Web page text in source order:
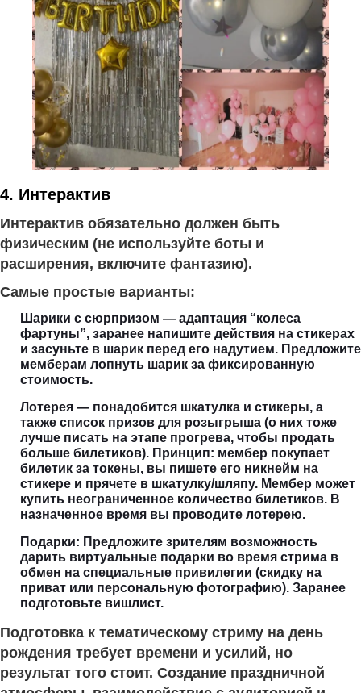
4. Интерактив
Интерактив обязательно должен быть
физическим (не используйте боты и
расширения, включите фантазию).
Самые простые варианты:
Шарики с сюрпризом — адаптация “колеса
фартуны”, заранее напишите действия на стикерах
и засуньте в шарик перед его надутием. Предложите
мемберам лопнуть шарик за фиксированную
стоимость.
Лотерея — понадобится шкатулка и стикеры, а
также список призов для розыгрыша (о них тоже
лучше писать на этапе прогрева, чтобы продать
больше билетиков). Принцип: мембер покупает
билетик за токены, вы пишете его никнейм на
стикере и прячете в шкатулку/шляпу. Мембер может
купить неограниченное количество билетиков. В
назначенное время вы проводите лотерею.
Подарки: Предложите зрителям возможность
дарить виртуальные подарки во время стрима в
обмен на специальные привилегии (скидку на
приват или персональную фотографию). Заранее
подготовьте вишлист.
Подготовка к тематическому стриму на день
рождения требует времени и усилий, но
результат того стоит. Создание праздничной